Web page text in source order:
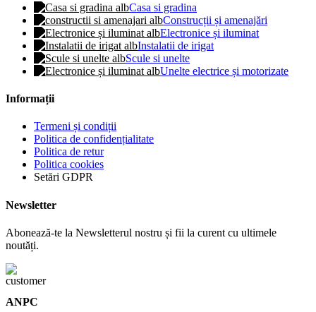
Casa si gradina
Construcții și amenajări
Electronice și iluminat
Instalatii de irigat
Scule si unelte
Unelte electrice și motorizate
Informații
Termeni și condiții
Politica de confidențialitate
Politica de retur
Politica cookies
Setări GDPR
Newsletter
Abonează-te la Newsletterul nostru și fii la curent cu ultimele
noutăți.
ANPC